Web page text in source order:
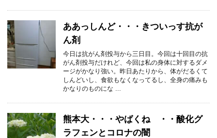
ああっしんど・・・きついっす抗が
ん剤
今日は抗がん剤投与から三日目。今回は十回目の抗
がん剤投与だけれど、今回は私の身体に対するダメ
ージがかなり強い。昨日あたりから、体がだるくて
しんどいし、食欲もなくなってるし、全身の痛みも
かなりのものにな ...
熊本大・・・やばくね ・・酸化グ
ラフェンとコロナの闇